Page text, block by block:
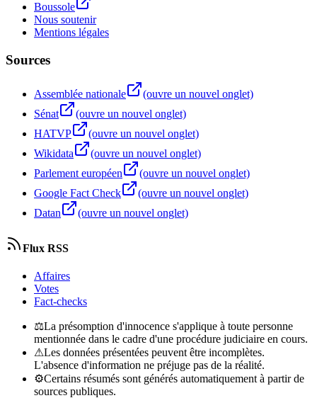
Boussole
Nous soutenir
Mentions légales
Sources
Assemblée nationale
(ouvre un nouvel onglet)
Sénat
(ouvre un nouvel onglet)
HATVP
(ouvre un nouvel onglet)
Wikidata
(ouvre un nouvel onglet)
Parlement européen
(ouvre un nouvel onglet)
Google Fact Check
(ouvre un nouvel onglet)
Datan
(ouvre un nouvel onglet)
Flux RSS
Affaires
Votes
Fact-checks
⚖La présomption d'innocence s'applique à toute personne
mentionnée dans le cadre d'une procédure judiciaire en cours.
⚠Les données présentées peuvent être incomplètes.
L'absence d'information ne préjuge pas de la réalité.
⚙Certains résumés sont générés automatiquement à partir de
sources publiques.